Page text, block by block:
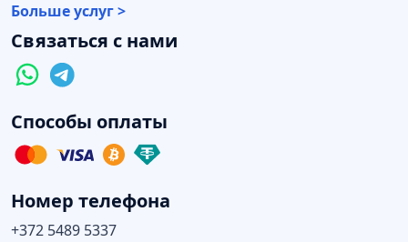
Больше услуг >
Связаться с нами
Способы оплаты
Номер телефона
+372 5489 5337